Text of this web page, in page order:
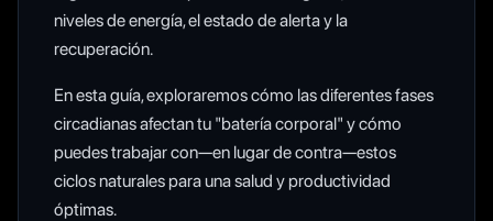
niveles de energía, el estado de alerta y la
recuperación.
En esta guía, exploraremos cómo las diferentes fases
circadianas afectan tu "batería corporal" y cómo
puedes trabajar con—en lugar de contra—estos
ciclos naturales para una salud y productividad
óptimas.